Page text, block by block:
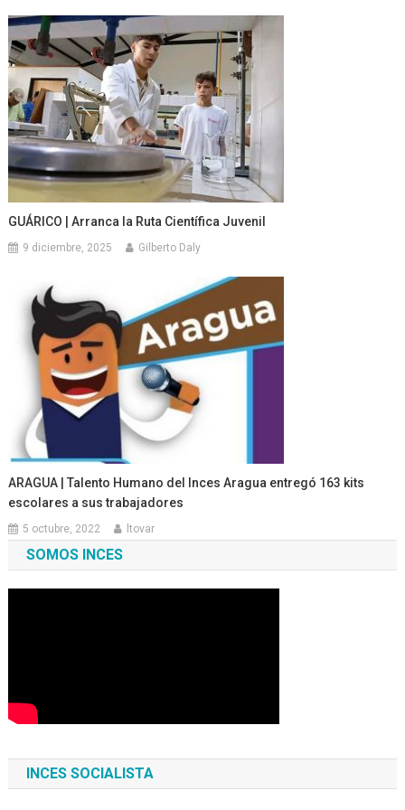
GUÁRICO | Arranca la Ruta Científica Juvenil
9 diciembre, 2025 Gilberto Daly
ARAGUA | Talento Humano del Inces Aragua entregó 163 kits
escolares a sus trabajadores
5 octubre, 2022 ltovar
SOMOS INCES
INCES SOCIALISTA